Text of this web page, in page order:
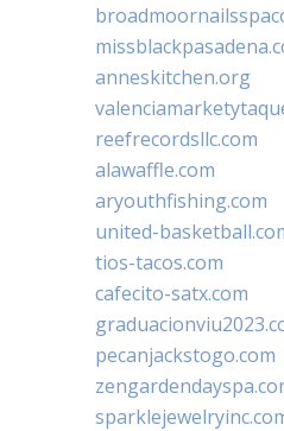
anneskitchen.org
reefrecordsllc.com
alawaffle.com
aryouthfishing.com
united-
tios-tacos.com
cafecito-satx.com
pecanjackstogo.com